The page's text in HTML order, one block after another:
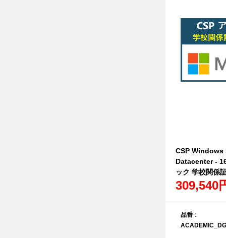
CSP Windows
Datacenter -
ック 学校関係
309,540
品番：